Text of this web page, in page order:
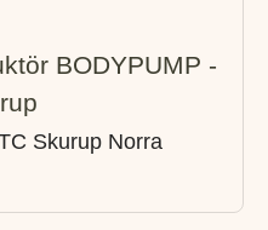
BODYPUMP -
Skurup Norra